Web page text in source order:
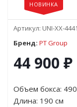
НОВИНКА
Артикул: UNI-XX-
Бренд: PT Group
44 900 ₽
Объем бокса:
Длина: 190 см